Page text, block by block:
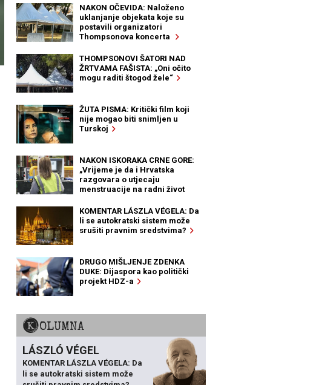
NAKON OČEVIDA: Naloženo
uklanjanje objekata koje su
postavili organizatori
Thompsonova koncerta
THOMPSONOVI ŠATORI NAD
ŽRTVAMA FAŠISTA: „Oni očito
mogu raditi štogod žele“
ŽUTA PISMA: Kritički film koji
nije mogao biti snimljen u
Turskoj
NAKON ISKORAKA CRNE GORE:
„Vrijeme je da i Hrvatska
razgovara o utjecaju
menstruacije na radni život
KOMENTAR LÁSZLA VÉGELA: Da
li se autokratski sistem može
srušiti pravnim sredstvima?
DRUGO MIŠLJENJE ZDENKA
DUKE: Dijaspora kao politički
projekt HDZ-a
KOLUMNA
LÁSZLÓ VÉGEL
KOMENTAR LÁSZLA VÉGELA: Da
li se autokratski sistem može